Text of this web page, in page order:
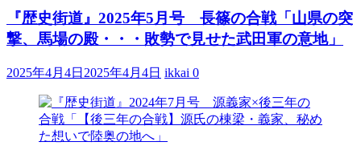
『歴史街道』2025年5月号 長篠の合戦「山県の突
撃、馬場の殿・・・敗勢で見せた武田軍の意地」
2025年4月4日 2025年4月4日 ikkai 0